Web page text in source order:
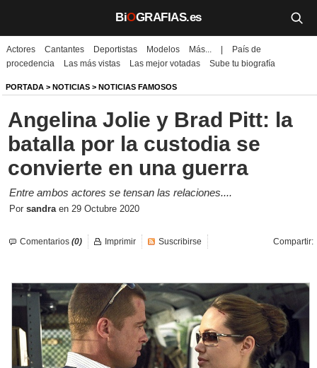
BiOGRAFIAS.es
Biografías
Películas
TV
Música
Un día como hoy
Videos
Galerías
Iniciar sesión Crear cuenta
Actores Cantantes Deportistas Modelos Más...
País de
procedencia
Las más vistas Las mejor votadas Sube tu biografía
PORTADA > NOTICIAS > NOTICIAS FAMOSOS
Angelina Jolie y Brad Pitt: la
batalla por la custodia se
convierte en una guerra
Entre ambos actores se tensan las relaciones....
Por sandraen 29 Octubre 2020
Comentarios (0) Compartir:
Imprimir Suscribirse